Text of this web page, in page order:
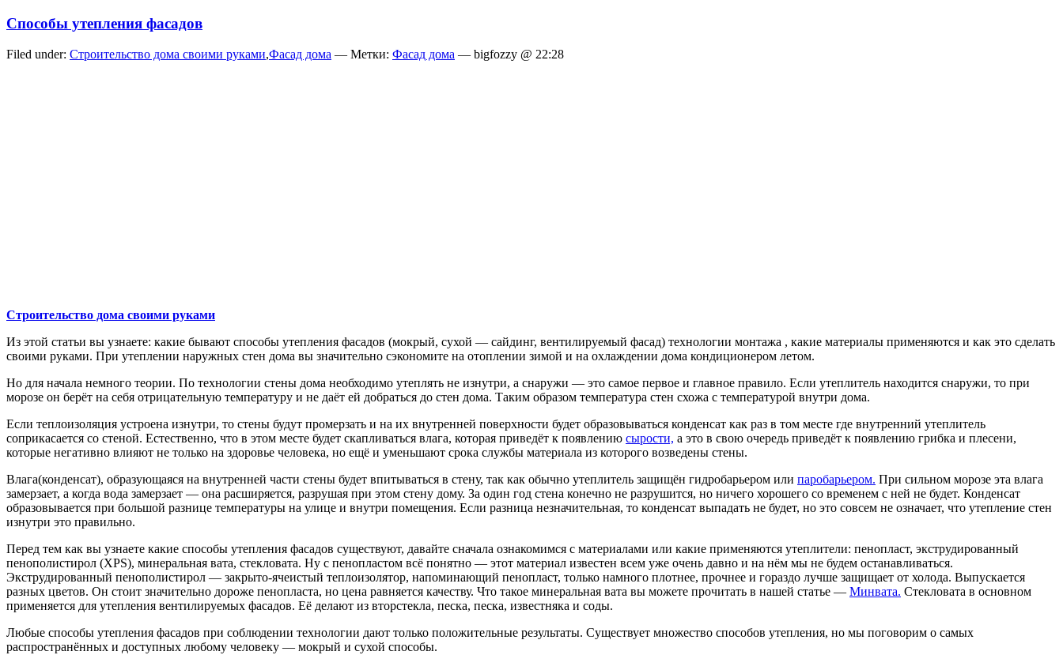
Способы утепления фасадов
Filed under: Строительство дома своими руками,Фасад дома — Метки: Фасад дома — bigfozzy @ 22:28
Строительство дома своими руками
Из этой статьи вы узнаете: какие бывают способы утепления фасадов (мокрый, сухой — сайдинг, вентилируемый фасад) технологии монтажа , какие материалы применяются и как это сделать
своими руками. При утеплении наружных стен дома вы значительно сэкономите на отоплении зимой и на охлаждении дома кондиционером летом.
Но для начала немного теории. По технологии стены дома необходимо утеплять не изнутри, а снаружи — это самое первое и главное правило. Если утеплитель находится снаружи, то при
морозе он берёт на себя отрицательную температуру и не даёт ей добраться до стен дома. Таким образом температура стен схожа с температурой внутри дома.
Если теплоизоляция устроена изнутри, то стены будут промерзать и на их внутренней поверхности будет образовываться конденсат как раз в том месте где внутренний утеплитель
соприкасается со стеной. Естественно, что в этом месте будет скапливаться влага, которая приведёт к появлению сырости, а это в свою очередь приведёт к появлению грибка и плесени,
которые негативно влияют не только на здоровье человека, но ещё и уменьшают срока службы материала из которого возведены стены.
Влага(конденсат), образующаяся на внутренней части стены будет впитываться в стену, так как обычно утеплитель защищён гидробарьером или паробарьером. При сильном морозе эта влага
замерзает, а когда вода замерзает — она расширяется, разрушая при этом стену дому. За один год стена конечно не разрушится, но ничего хорошего со временем с ней не будет. Конденсат
образовывается при большой разнице температуры на улице и внутри помещения. Если разница незначительная, то конденсат выпадать не будет, но это совсем не означает, что утепление стен
изнутри это правильно.
Перед тем как вы узнаете какие способы утепления фасадов существуют, давайте сначала ознакомимся с материалами или какие применяются утеплители: пенопласт, экструдированный
пенополистирол (XPS), минеральная вата, стекловата. Ну с пенопластом всё понятно — этот материал известен всем уже очень давно и на нём мы не будем останавливаться.
Экструдированный пенополистирол — закрыто-ячеистый теплоизолятор, напоминающий пенопласт, только намного плотнее, прочнее и гораздо лучше защищает от холода. Выпускается
разных цветов. Он стоит значительно дороже пенопласта, но цена равняется качеству. Что такое минеральная вата вы можете прочитать в нашей статье — Минвата. Стекловата в основном
применяется для утепления вентилируемых фасадов. Её делают из вторстекла, песка, песка, известняка и соды.
Любые способы утепления фасадов при соблюдении технологии дают только положительные результаты. Существует множество способов утепления, но мы поговорим о самых
распространённых и доступных любому человеку — мокрый и сухой способы.